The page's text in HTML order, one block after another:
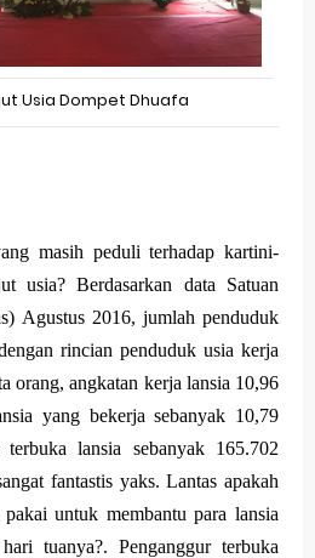
dan Pertumbuhan Usaha
dalam Strategi Bisnis
dalam Perusahaan Besar
as a Business Asset
Protection System
Across Different Countries
range rasa flagship dengan
& baterai jumbo
10 vs Samsung Galaxy Watch 7
Usia Dompet Dhuafa
masih peduli terhadap kartini-
usia? Berdasarkan data Satuan
Agustus 2016, jumlah penduduk
rincian penduduk usia kerja
orang, angkatan kerja lansia 10,96
yang bekerja sebanyak 10,79
lansia sebanyak 165.702
fantastis yaks. Lantas apakah
untuk membantu para lansia
tuanya?. Penganggur terbuka